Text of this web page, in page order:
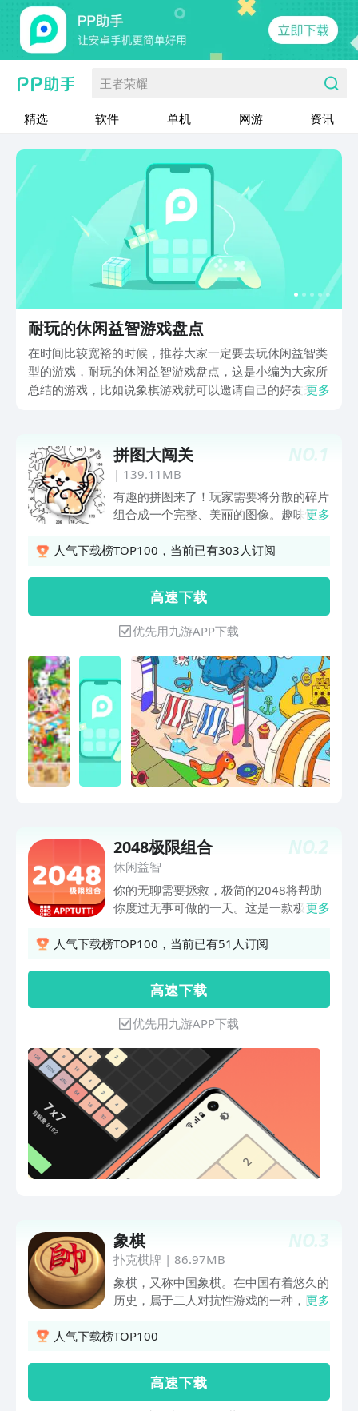
王者荣耀
精选 软件 单机 网游 资讯
耐玩的休闲益智游戏盘点
在时间比较宽裕的时候，推荐大家一定要去玩休闲益智类
型的游戏，耐玩的休闲益智游戏盘点，这是小编为大家所
总结的游戏，比如说象棋游戏就可以邀请自己的好友来进
关游戏，在这里会有大量的拼图图片，大家可以将各个类
目的碎片组合在一起。
更多
NO.1
拼图大闯关
| 139.11MB
有趣的拼图来了！玩家需要将分散的碎片
组合成一个完整、美丽的图像。趣味性十
像、风景、动物等多种元素，足以满足拼
像和主题，刺激感十足，越快拼好，就越
能获得更多的奖励和成就感！
更多
人气下载榜TOP100，当前已有303人订阅
高 速 下 载
优先用九游APP下载
NO.2
2048极限组合
休闲益智
你的无聊需要拯救，极简的2048将帮助
你度过无事可做的一天。这是一款极为简
也没有多余的设定，用最精简且经典的元
种不同的棋盘大小，在不同难度下都可畅
玩。 -支持回退步数，拯救你的失误时
刻。 -两种不同的主题，黑夜模式在夜晚
保护你的眼睛。 -迷你的游戏包体，不占
据你过多的内存。
更多
人气下载榜TOP100，当前已有51人订阅
高 速 下 载
优先用九游APP下载
NO.3
象棋
扑克棋牌 | 86.97MB
象棋，又称中国象棋。在中国有着悠久的
历史，属于二人对抗性游戏的一种，由于
的棋艺活动。有了这款象棋游戏，你无需
式，完善的电脑AI，多变的开局，不管是
老手还是新手，这个游戏都不会让你们失
更多
人气下载榜TOP100
高 速 下 载